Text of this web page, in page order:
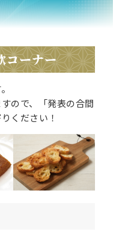
コーナー
ので、「発表の合間
ください！